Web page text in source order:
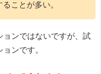
ことが多い。
ョンではないですが、試
ンです。